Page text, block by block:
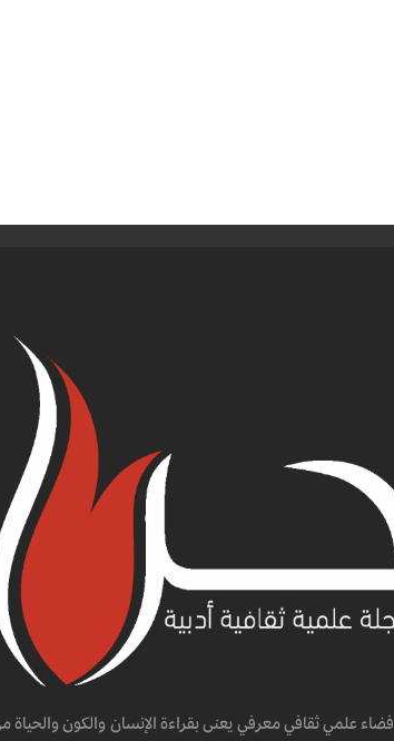
فضاء علمي ثقافي معرفي يعنى بقراءة الإنسان والكون